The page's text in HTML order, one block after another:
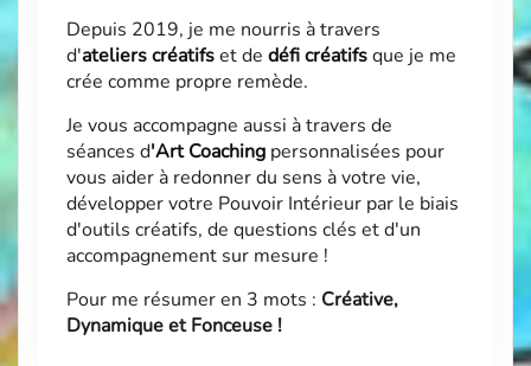
Depuis 2019, je me nourris à travers
d'ateliers créatifset de défi créatifsque je me
crée comme propre remède.
Je vous accompagne aussi à travers de
séances d'Art Coaching personnalisées pour
vous aider à redonner du sens à votre vie,
développer votre Pouvoir Intérieur par le biais
d'outils créatifs, de questions clés et d'un
accompagnement sur mesure !
Pour me résumer en 3 mots : Créative,
Dynamique et Fonceuse !